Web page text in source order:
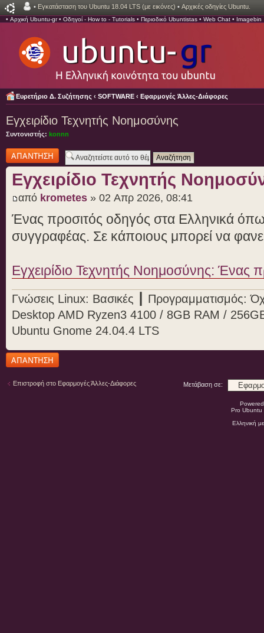
• Εγκατάσταση του Ubuntu 18.04 LTS (με εικόνες) • Αρχικές οδηγίες Ubuntu.
• Αρχική Ubuntu-gr• Οδηγοί - How to - Tutorials • Περιοδικό Ubuntistas • Web Chat • Imagebin
Ευρετήριο Δ. Συζήτησης ‹ SOFTWARE ‹ Εφαρμογές Άλλες-Διάφορες
Εγχειρίδιο Τεχνητής Νοημοσύνης
Συντονιστής: konnn
Δημιουργία
απάντησης
Εγχειρίδιο Τεχνητής
από krometes » 02 Απρ 2026, 08:41
Ένας προσιτός οδηγός στα Ελληνικά
συγγραφέας. Σε κάποιους μπορεί να
Εγχειρίδιο Τεχνητής Νοημοσύνης: Ένας
Γνώσεις Linux: Βασικές ┃ Προγραμματισμός:
Desktop AMD Ryzen3 4100 / 8GB RAM /
Ubuntu Gnome 24.04.4 LTS
Δημιουργία
απάντησης
Επιστροφή στο Εφαρμογές Άλλες-Διάφορες Μετάβαση σε:
Pro
Ελληνική